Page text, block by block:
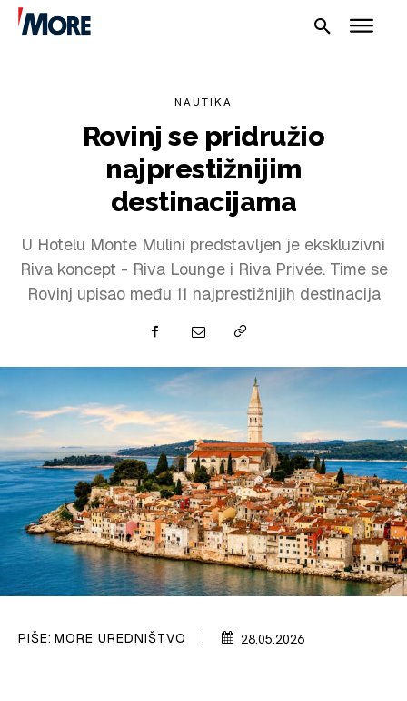
NAUTIKA
SPORT
PLOVILA
SPIZA
VELIKE PRIČE
PRETPLATA
SHOP
NAUTIKA
Rovinj se pridružio
najprestižnijim
destinacijama
U Hotelu Monte Mulini predstavljen je ekskluzivni
Riva koncept - Riva Lounge i Riva Privée. Time se
Rovinj upisao među 11 najprestižnijih destinacija
PIŠE: MORE UREDNIŠTVO 28.05.2026